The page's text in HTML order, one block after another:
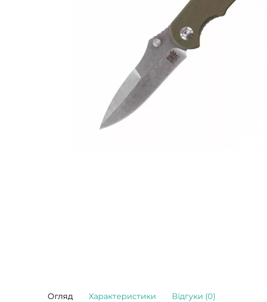
Огляд Характеристики Відгуки (0)